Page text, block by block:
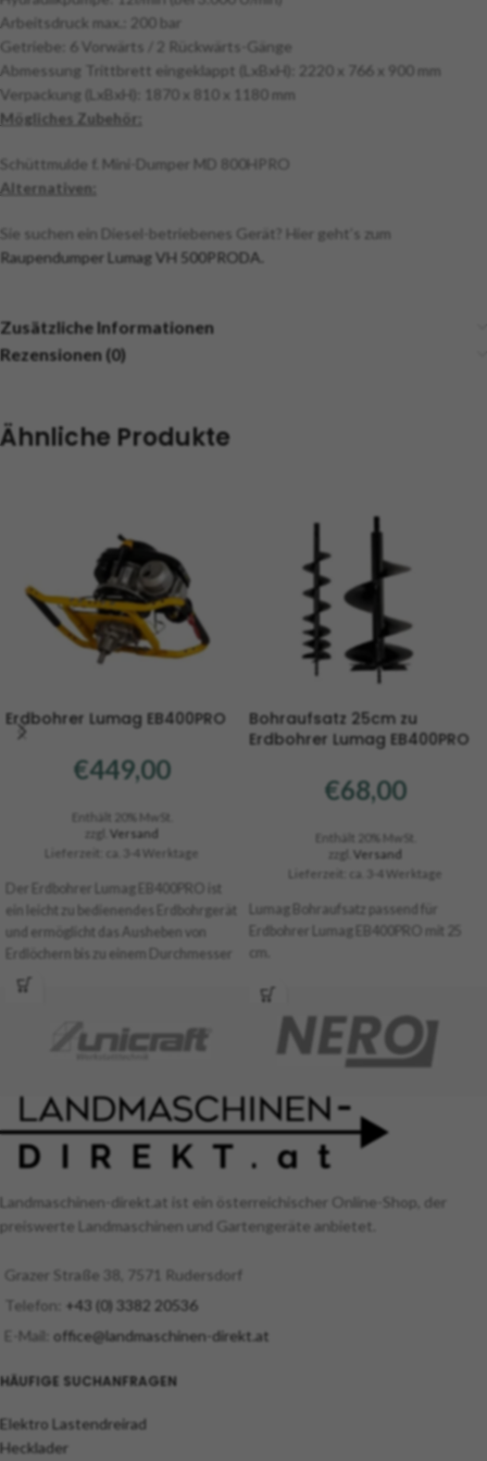
Arbeitsdruck max.: 200 bar
Getriebe: 6 Vorwärts / 2 Rückwärts-Gänge
Abmessung Trittbrett eingeklappt (LxBxH): 2220 x 766 x 900 mm
Verpackung (LxBxH): 1870 x 810 x 1180 mm
Mögliches Zubehör:
Schüttmulde f. Mini-Dumper MD 800HPRO
Alternativen:
Sie suchen ein Diesel-betriebenes Gerät? Hier geht’s zum
Raupendumper Lumag VH 500PRODA.
Zusätzliche Informationen
Rezensionen (0)
Ähnliche Produkte
Erdbohrer Lumag EB400PRO
€449,00
Enthält 20% MwSt.
zzgl.
Versand
Lieferzeit: ca. 3-4 Werktage
Der Erdbohrer Lumag EB400PRO ist
ein leicht zu bedienendes Erdbohrgerät
und ermöglicht das Ausheben von
Erdlöchern bis zu einem Durchmesser
von 350 mm ohne großen
Kraftaufwand. Angetrieben wird der
Bohrer von einem 4-Takt Motor mit 4
PS. Dieser robuste Erdbohrer findet
Bohren von Zaunpfahl-, Fundament-
und Pflanzlöchern sowie
Entwässerungsschächten mit dem
entsprechenden Bohrwerkzeug.
Bohraufsatz 25cm zu
Erdbohrer Lumag EB400PRO
€68,00
Enthält 20% MwSt.
zzgl.
Versand
Lieferzeit: ca. 3-4 Werktage
Lumag Bohraufsatz passend für
Erdbohrer Lumag EB400PRO mit 25
cm.
Landmaschinen-direkt.at ist ein österreichischer Online-Shop, der
preiswerte Landmaschinen und Gartengeräte anbietet.
Grazer Straße 38, 7571 Rudersdorf
Telefon:
+43 (0) 3382 20536
E-Mail: office@landmaschinen-direkt.at
HÄUFIGE SUCHANFRAGEN
Elektro Lastendreirad
Hecklader